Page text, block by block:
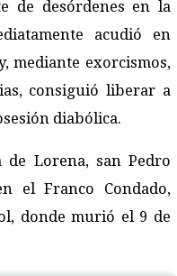
de desórdenes en la
acudió en
mediante exorcismos,
consiguió liberar a
diabólica.
de Lorena, san Pedro
el Franco Condado,
donde murió el 9 de